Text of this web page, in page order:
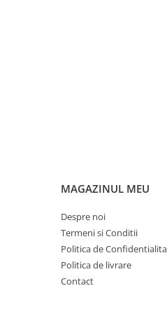
MAGAZINUL MEU
Despre noi
Termeni si Conditii
Politica de
Politica de livrare
Contact